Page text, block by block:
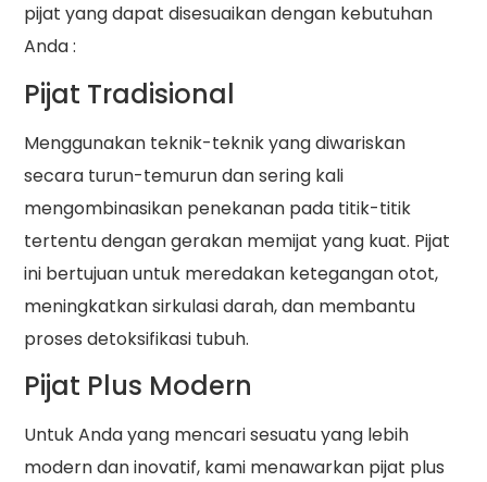
pijat yang dapat disesuaikan dengan kebutuhan
Anda :
Pijat Tradisional
Menggunakan teknik-teknik yang diwariskan
secara turun-temurun dan sering kali
mengombinasikan penekanan pada titik-titik
tertentu dengan gerakan memijat yang kuat. Pijat
ini bertujuan untuk meredakan ketegangan otot,
meningkatkan sirkulasi darah, dan membantu
proses detoksifikasi tubuh.
Pijat Plus Modern
Untuk Anda yang mencari sesuatu yang lebih
modern dan inovatif, kami menawarkan pijat plus